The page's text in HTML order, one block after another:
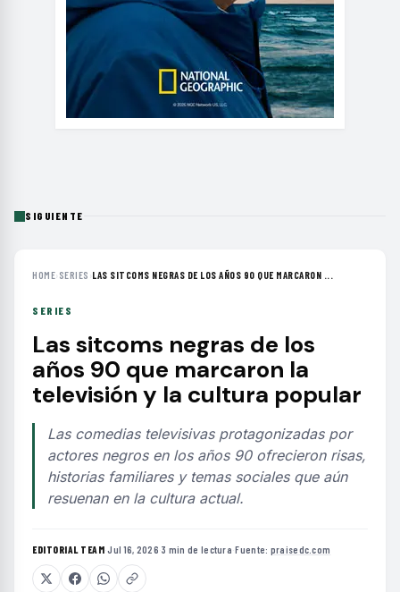
SIGUIENTE
HOME› SERIES ›LAS SITCOMS NEGRAS DE LOS AÑOS 90 QUE MARCARON ...
SERIES
Las sitcoms negras de los
años 90 que marcaron la
televisión y la cultura popular
Las comedias televisivas protagonizadas por
actores negros en los años 90 ofrecieron risas,
historias familiares y temas sociales que aún
resuenan en la cultura actual.
EDITORIAL TEAM·Jul 16, 2026·3 min de lectura·Fuente: praisedc.com